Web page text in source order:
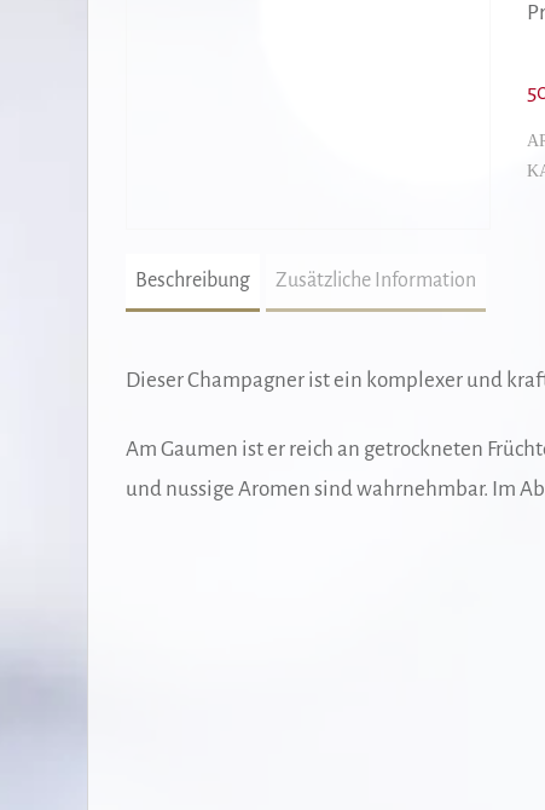
Beschreibung Zusätzliche Information
Dieser Champagner ist ein komplexer und
Am Gaumen ist er reich an getrockneten
und nussige Aromen sind wahrnehmbar. Im